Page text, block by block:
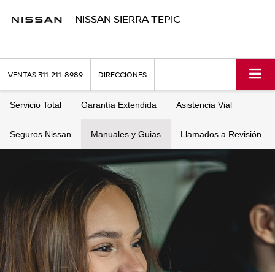
NISSAN SIERRA TEPIC
VENTAS311-211-8989 DIRECCIONES
Servicio Total Garantía Extendida Asistencia Vial
Seguros Nissan Manuales y Guias Llamados a Revisión